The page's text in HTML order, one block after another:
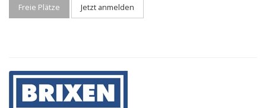
Freie Plätze Jetzt anmelden